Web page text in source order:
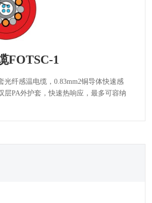
FOTSC-1
光纤感温电缆，0.83mm2铜导体快速感
层PA外护套，快速热响应，最多可容纳